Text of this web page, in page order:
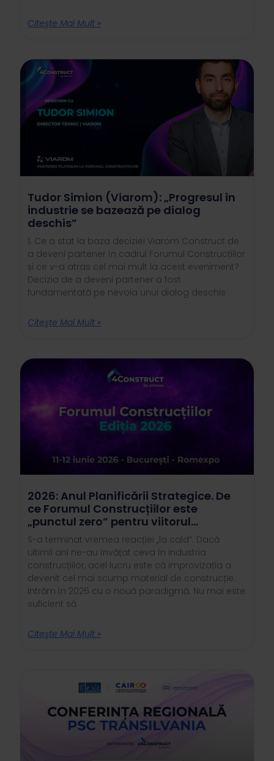
Citeşte Mai Mult »
Tudor Simion (Viarom): „Progresul în
industrie se bazează pe dialog
deschis”
1. Ce a stat la baza deciziei Viarom Construct de
a deveni partener în cadrul Forumul Construcțiilor
și ce v-a atras cel mai mult la acest eveniment?
Decizia de a deveni partener a fost
fundamentată pe nevoia unui dialog deschis
Citeşte Mai Mult »
2026: Anul Planificării Strategice. De
ce Forumul Construcțiilor este
„punctul zero” pentru viitorul
industriei
S-a terminat vremea reacției „la cald”. Dacă
ultimii ani ne-au învățat ceva în industria
construcțiilor, acel lucru este că improvizația a
devenit cel mai scump material de construcție.
Intrăm în 2026 cu o nouă paradigmă. Nu mai este
suficient să
Citeşte Mai Mult »